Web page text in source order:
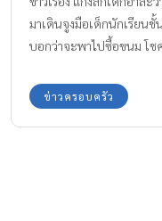
มาเดินจูงมือเด็กนักเรียนชั้
บอกว่าจะพาไปซื้อขนม โ
แก๊งลักพาตัว
ข่าวครอบครัว